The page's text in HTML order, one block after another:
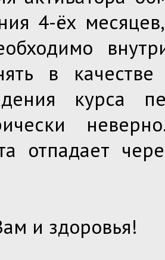
4-ёх
в
курса
отпадает
и здоровья!